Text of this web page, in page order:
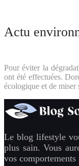
Actu
Pour éviter la
ont été effectuées.
écologique et de miser
Le blog lifestyle
plus sain. Vous
vos